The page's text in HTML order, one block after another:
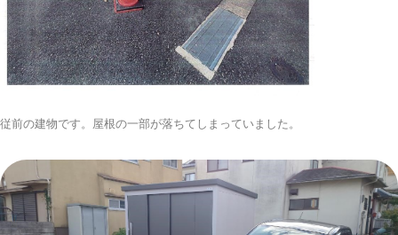
従前の建物です。屋根の一部が落ちてしまっていました。